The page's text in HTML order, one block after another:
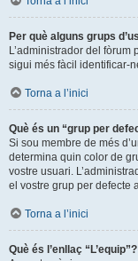
Per què alguns grups
L’administrador del fòrum
sigui més fàcil identificar-
Torna a l’inici
Què és un “grup per
Si sou membre de més
determina quin color de
vostre usuari.
el vostre grup per defecte
Torna a l’inici
Què és l’enllaç “L’equip”?